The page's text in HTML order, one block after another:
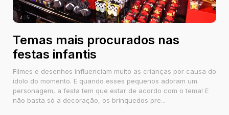
Temas mais procurados nas
festas infantis
Filmes e desenhos influenciam muito as crianças por causa do
ídolo do momento. E quando esses pequenos adoram um
personagem, a festa tem que estar de acordo com o tema! E
não basta só a decoração, os brinquedos pre...